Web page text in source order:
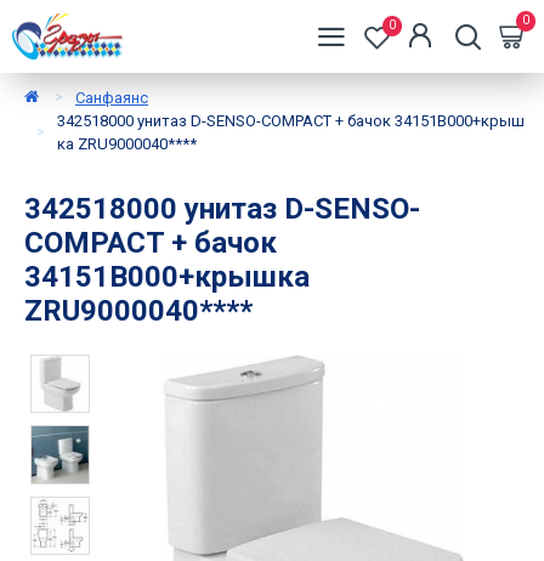
0 0
Санфаянс
342518000 унитаз D-SENSO-COMPACT + бачок 34151B000+крыш
ка ZRU9000040****
342518000 унитаз D-SENSO-
COMPACT + бачок
34151B000+крышка
ZRU9000040****